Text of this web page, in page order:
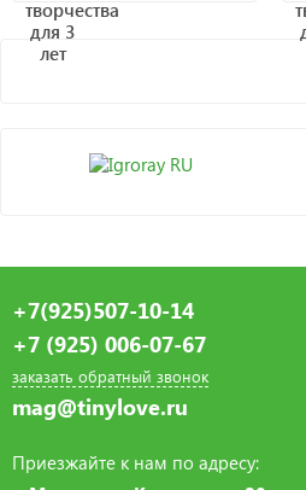
+7(925)507-10-14
+7 (925) 006-07-67
заказать обратный звонок
mag@tinylove.ru
Приезжайте к нам по адресу: